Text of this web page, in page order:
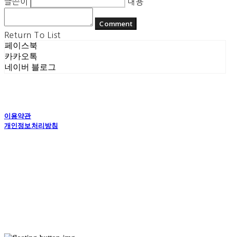
Comment
Return To List
페이스북
카카오톡
네이버 블로그
이용약관
개인정보처리방침